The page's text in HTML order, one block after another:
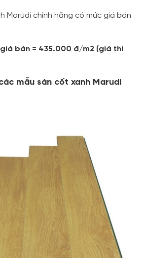
Marudi chính hãng có mức giá bán
giá bán = 435.000 đ/m2 (giá thi
mẫu sàn cốt xanh Marudi